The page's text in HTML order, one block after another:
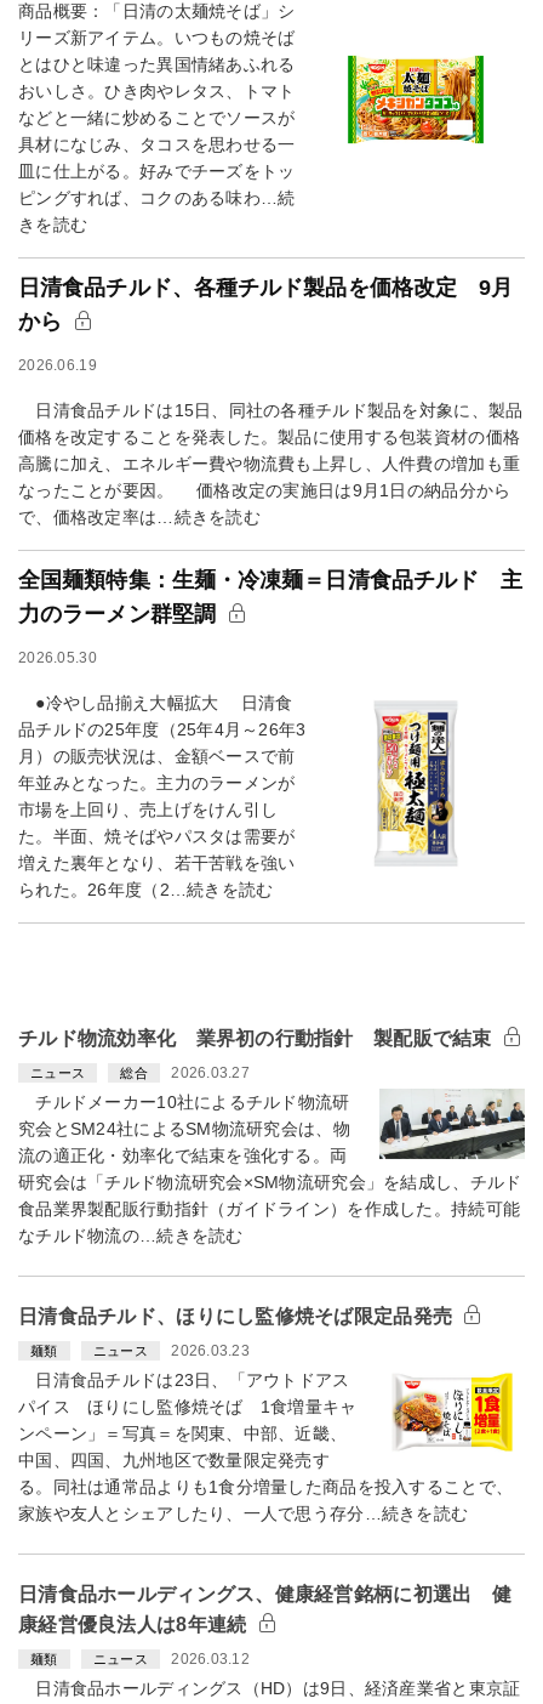
商品概要：「日清の太麺焼そば」シ
リーズ新アイテム。いつもの焼そば
とはひと味違った異国情緒あふれる
おいしさ。ひき肉やレタス、トマト
などと一緒に炒めることでソースが
具材になじみ、タコスを思わせる一
皿に仕上がる。好みでチーズをトッ
ピングすれば、コクのある味わ…続
きを読む
日清食品チルド、各種チルド製品を価格改定 9月
から
2026.06.19
日清食品チルドは15日、同社の各種チルド製品を対象に、製品
価格を改定することを発表した。製品に使用する包装資材の価格
高騰に加え、エネルギー費や物流費も上昇し、人件費の増加も重
なったことが要因。 価格改定の実施日は9月1日の納品分から
で、価格改定率は…続きを読む
全国麺類特集：生麺・冷凍麺＝日清食品チルド 主
力のラーメン群堅調
2026.05.30
●冷やし品揃え大幅拡大 日清食
品チルドの25年度（25年4月～26年3
月）の販売状況は、金額ベースで前
年並みとなった。主力のラーメンが
市場を上回り、売上げをけん引し
た。半面、焼そばやパスタは需要が
増えた裏年となり、若干苦戦を強い
られた。26年度（2…続きを読む
チルド物流効率化 業界初の行動指針 製配販で結束
ニュース 総合 2026.03.27
チルドメーカー10社によるチルド物流研
究会とSM24社によるSM物流研究会は、物
流の適正化・効率化で結束を強化する。両
研究会は「チルド物流研究会×SM物流研究会」を結成し、チルド
食品業界製配販行動指針（ガイドライン）を作成した。持続可能
なチルド物流の…続きを読む
日清食品チルド、ほりにし監修焼そば限定品発売
麺類 ニュース 2026.03.23
日清食品チルドは23日、「アウトドアス
パイス ほりにし監修焼そば 1食増量キャ
ンペーン」＝写真＝を関東、中部、近畿、
中国、四国、九州地区で数量限定発売す
る。同社は通常品よりも1食分増量した商品を投入することで、
家族や友人とシェアしたり、一人で思う存分…続きを読む
日清食品ホールディングス、健康経営銘柄に初選出 健
康経営優良法人は8年連続
麺類 ニュース 2026.03.12
日清食品ホールディングス（HD）は9日、経済産業省と東京証